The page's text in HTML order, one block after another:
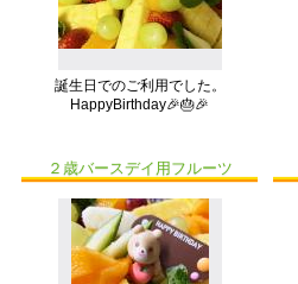
誕生日でのご利用でした。
HappyBirthday🎉🎂🎉
２歳バースデイ用フルーツ